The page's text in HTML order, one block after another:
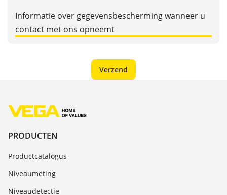
Informatie over gegevensbescherming wanneer u
contact met ons opneemt
PRODUCTEN
Productcatalogus
Niveaumeting
Niveaudetectie